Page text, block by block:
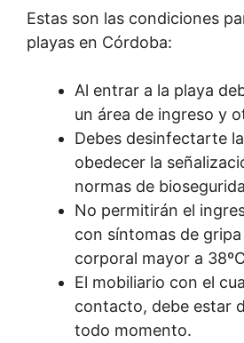
Estas son las condiciones
playas en Córdoba:
Al entrar a la playa
un área de ingreso y
Debes desinfectarte
obedecer la
normas de
No permitirán el
con síntomas de
corporal mayor a
El mobiliario con el
contacto, debe estar
todo momento.